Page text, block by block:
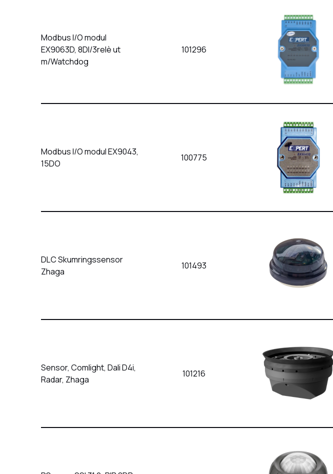
Modbus I/O modul
EX9063D, 8DI/3relè ut
m/Watchdog
101296
Modbus I/O modul EX9043,
15DO
100775
DLC Skumringssensor
Zhaga
101493
Sensor, Comlight, Dali D4i,
Radar, Zhaga
101216